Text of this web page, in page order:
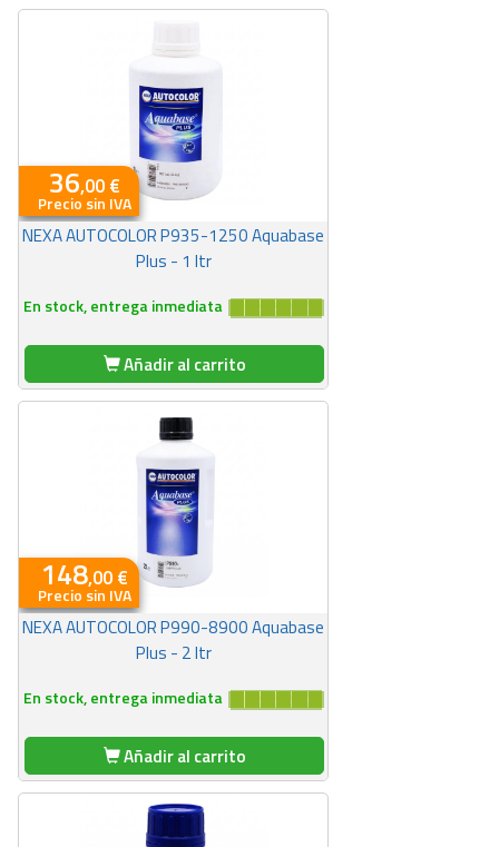
36,00 €
Precio sin IVA
En stock, entrega inmediata
NEXA AUTOCOLOR P935-1250 Aquabase
Plus - 1 ltr
Añadir al carrito
148,00 €
Precio sin IVA
En stock, entrega inmediata
NEXA AUTOCOLOR P990-8900 Aquabase
Plus - 2 ltr
Añadir al carrito